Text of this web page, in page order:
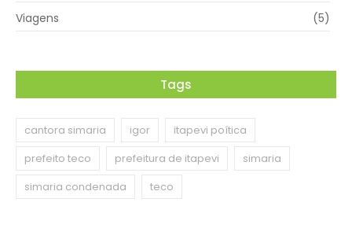
Viagens
(5)
Tags
cantora simaria igor
itapevi poítica
prefeito teco
prefeitura de itapevi
simaria
simaria condenada
teco